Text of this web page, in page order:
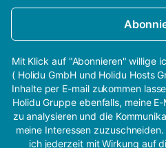
Mit Klick auf "Abonnieren" willige
( Holidu GmbH und Holidu Hosts
Inhalte per E-mail zukommen
Holidu Gruppe ebenfalls, meine
zu analysieren und die
meine Interessen
ich jederzeit mit Wirkung auf